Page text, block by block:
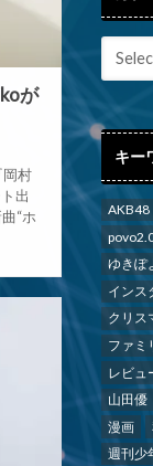
が
村
出
“ホ
キー
AKB48
ゆきぽ
インス
クリス
ファミ
レビュ
山田優
漫画
週刊少